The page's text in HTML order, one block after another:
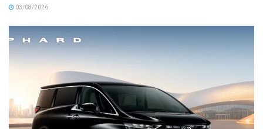
03/08/2026